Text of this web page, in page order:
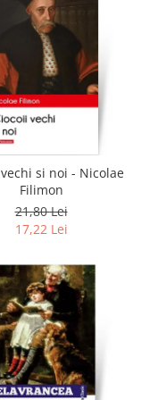
si noi - Nicolae
Filimon
21,80 Lei
17,22 Lei